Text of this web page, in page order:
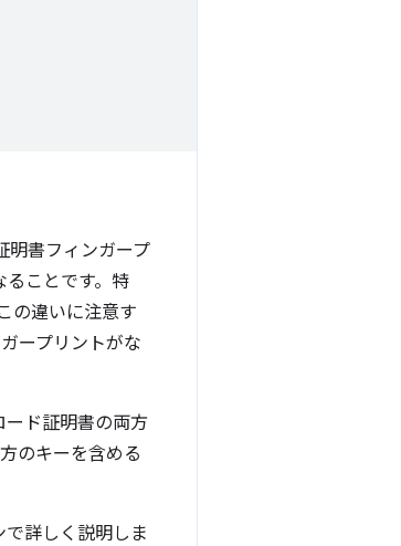
明書フィンガープ
ることです。特
の違いに注意す
ープリントがな
ード証明書の両方
のキーを含める
詳しく説明しま